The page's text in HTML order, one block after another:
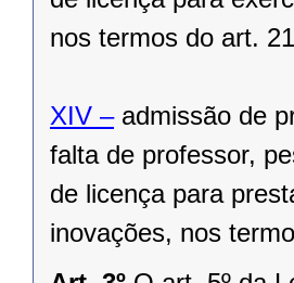
nos termos do art.
XIV –admissão de
falta de professor,
de licença para
inovações, nos